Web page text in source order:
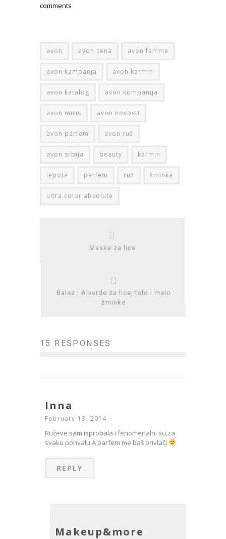
comments
avon avon cena avon femme
avon kampanja avon karmin
avon katalog avon kompanija
avon miris avon novosti
avon parfem avon ruž
avon srbija beauty karmin
lepota parfem ruž šminka
ultra color absolute
Maske za lice
Balea i Alverde za lice, telo i malo
šminke
15 RESPONSES
Inna
February 13, 2014
Ruževe sam isprobala i fenomenalni su,za
svaku pohvalu.A parfem me baš privlači
REPLY
Makeup&more